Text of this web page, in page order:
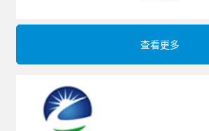
查看更多